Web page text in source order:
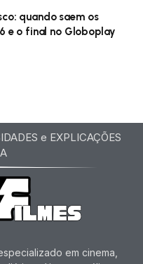
quando saem os
e o final no Globoplay
e EXPLICAÇÕES
em cinema,